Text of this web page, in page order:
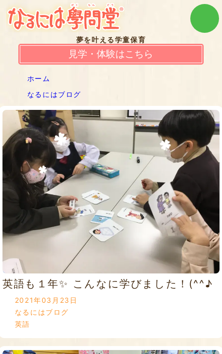
夢を叶える学童保育
見学・体験はこちら
ホーム
なるにはブログ
英語も１年✨ こんなに学びました！(^^♪
2021年03月23日
なるにはブログ
英語